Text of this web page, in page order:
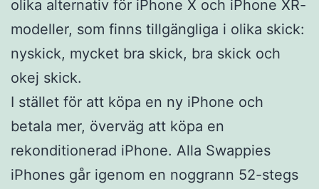
olika alternativ för iPhone X och iPhone XR-
modeller, som finns tillgängliga i olika skick:
nyskick, mycket bra skick, bra skick och
okej skick.
I stället för att köpa en ny iPhone och
betala mer, överväg att köpa en
rekonditionerad iPhone. Alla Swappies
iPhones går igenom en noggrann 52-stegs